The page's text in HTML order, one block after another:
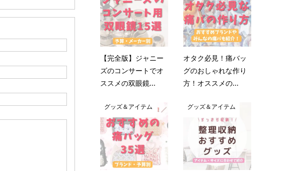
【完全版】ジャニー
ズのコンサートでオ
ススメの双眼鏡...
オタク必見！痛バッ
グのおしゃれな作り
方！オススメの...
グッズ＆アイテム グッズ＆アイテム